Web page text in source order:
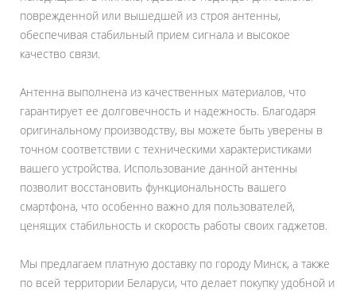
поврежденной или вышедшей из строя антенны,
обеспечивая стабильный прием сигнала и высокое
качество связи.
Антенна выполнена из качественных материалов, что
гарантирует ее долговечность и надежность. Благодаря
оригинальному производству, вы можете быть уверены в
точном соответствии с техническими характеристиками
вашего устройства. Использование данной антенны
позволит восстановить функциональность вашего
смартфона, что особенно важно для пользователей,
ценящих стабильность и скорость работы своих гаджетов.
Мы предлагаем платную доставку по городу Минск, а также
по всей территории Беларуси, что делает покупку удобной и